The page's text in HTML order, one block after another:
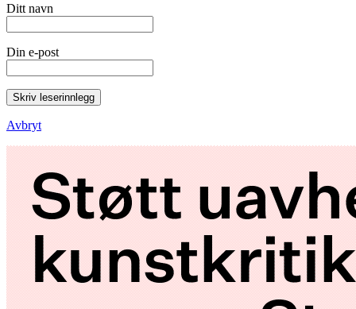
Ditt navn
Din e-post
Skriv leserinnlegg
Avbryt